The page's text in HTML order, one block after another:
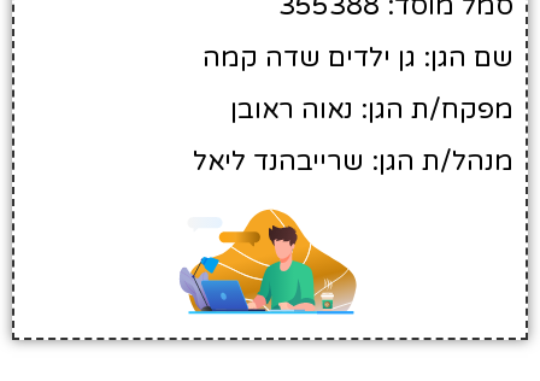
שם הגן: גן ילדים שדה קמה
מפקח/ת הגן: נאוה ראובן
מנהל/ת הגן: שרייבהנד ליאל